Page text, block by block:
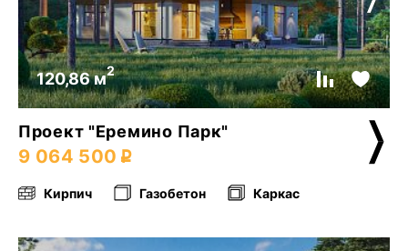
120,86 м2
Проект "Еремино Парк"
9 064 500
Кирпич Газобетон Каркас